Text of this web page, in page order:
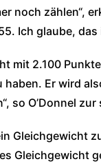
noch zählen“,
Ich glaube,
mit 2.100
Er wird
so O’Donnel
Gleichgewicht
Gleichgewicht